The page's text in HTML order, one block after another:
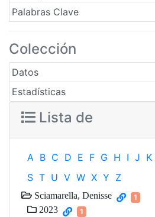
Palabras Clave
Colección
Datos
Estadísticas
Lista de
A B C D E F G H I J K
S T U V W X Y Z
Sciamarella, Denisse 1
2023 1